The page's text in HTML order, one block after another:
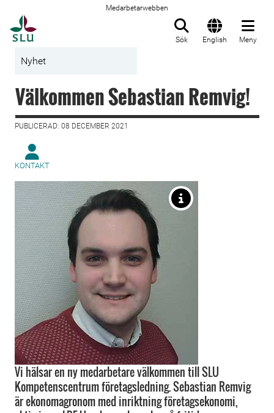
Medarbetarwebben
Sök English Meny
Nyhet
Välkommen Sebastian Remvig!
PUBLICERAD: 08 DECEMBER 2021
KONTAKT
Vi hälsar en ny medarbetare välkommen till SLU
Kompetenscentrum företagsledning. Sebastian Remvig
är ekonomagronom med inriktning företagsekonomi,